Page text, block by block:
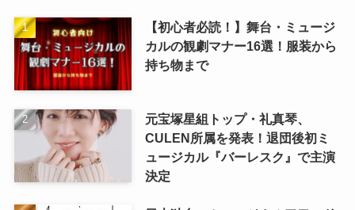
【初心者必読！】舞台・ミュージ
カルの観劇マナー16選！服装から
持ち物まで
元宝塚星組トップ・礼真琴、
CULEN所属を発表！退団後初ミ
ュージカル『バーレスク』で主演
決定